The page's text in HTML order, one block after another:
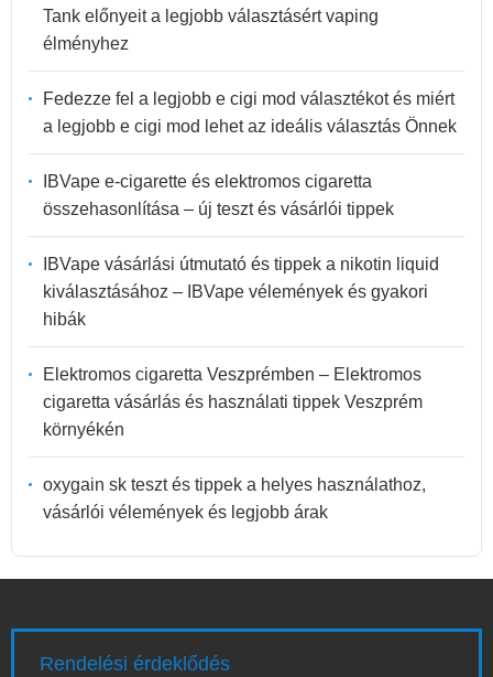
Tank előnyeit a legjobb választásért vaping
élményhez
Fedezze fel a legjobb e cigi mod választékot és miért
a legjobb e cigi mod lehet az ideális választás Önnek
IBVape e-cigarette és elektromos cigaretta
összehasonlítása – új teszt és vásárlói tippek
IBVape vásárlási útmutató és tippek a nikotin liquid
kiválasztásához – IBVape vélemények és gyakori
hibák
Elektromos cigaretta Veszprémben – Elektromos
cigaretta vásárlás és használati tippek Veszprém
környékén
oxygain sk teszt és tippek a helyes használathoz,
vásárlói vélemények és legjobb árak
Rendelési érdeklődés